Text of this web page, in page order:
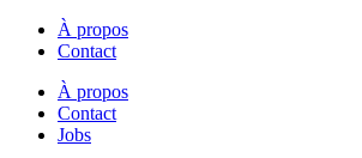
À propos
Contact
À propos
Contact
Jobs